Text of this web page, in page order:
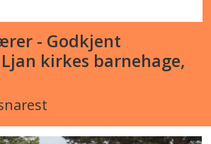
- Godkjent
kirkes barnehage,